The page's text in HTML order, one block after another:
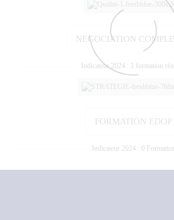
NEGOCIATION
Indicateur 2024 : 1 formation
FORMATION EDOF
Indicateur 2024 : 0